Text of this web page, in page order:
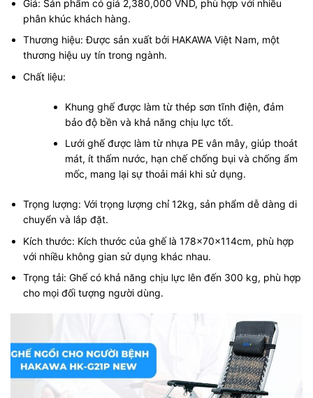
Giá: Sản phẩm có giá 2,380,000 VND, phù hợp với nhiều
phân khúc khách hàng.
Thương hiệu: Được sản xuất bởi HAKAWA Việt Nam, một
thương hiệu uy tín trong ngành.
Chất liệu:
Khung ghế được làm từ thép sơn tĩnh điện, đảm
bảo độ bền và khả năng chịu lực tốt.
Lưới ghế được làm từ nhựa PE vân mây, giúp thoát
mát, ít thấm nước, hạn chế chống bụi và chống ẩm
mốc, mang lại sự thoải mái khi sử dụng.
Trọng lượng: Với trọng lượng chỉ 12kg, sản phẩm dễ dàng di
chuyển và lắp đặt.
Kích thước: Kích thước của ghế là 178x70x114cm, phù hợp
với nhiều không gian sử dụng khác nhau.
Trọng tải: Ghế có khả năng chịu lực lên đến 300 kg, phù hợp
cho mọi đối tượng người dùng.